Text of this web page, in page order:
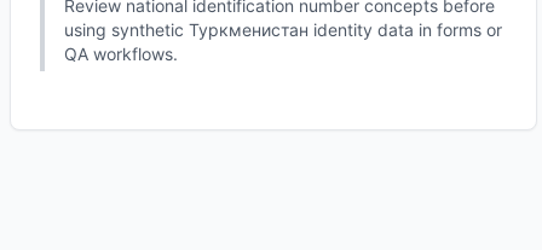
Review national identification number concepts before
using synthetic Туркменистан identity data in forms or
QA workflows.